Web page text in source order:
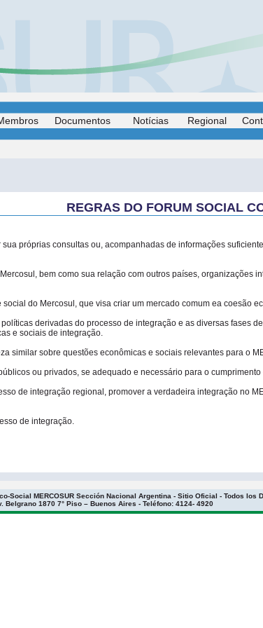
Documentos Notícias Regional
REGRAS DO FORUM SOCIAL
próprias consultas ou, acompanhadas de informações
bem como sua relação com outros países, organizações
do Mercosul, que visa criar um mercado comum ea coesão
derivadas do processo de integração e as diversas fases
e sociais de integração.
similar sobre questões econômicas e sociais relevantes para o
ou privados, se adequado e necessário para o cumprimento
de integração regional, promover a verdadeira integração no
de integração.
Social MERCOSUR Sección Nacional Argentina - Sitio Oficial - Todos los
Belgrano 1870 7° Piso – Buenos Aires - Teléfono: 4124- 4920